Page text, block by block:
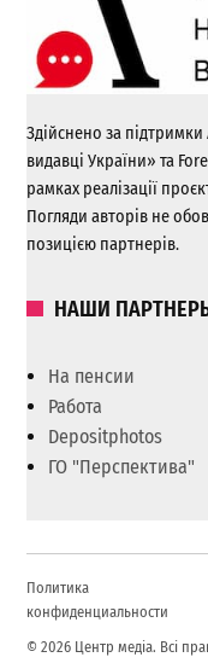
Здійснено за підтримки
видавці України» та
рамках реалізації
Погляди авторів не
позицією партнерів.
НАШИ
На пенсии
Работа
Depositphotos
ГО "Перспектива"
Политика
конфиденциальности
© 2026 Центр медіа. Всі